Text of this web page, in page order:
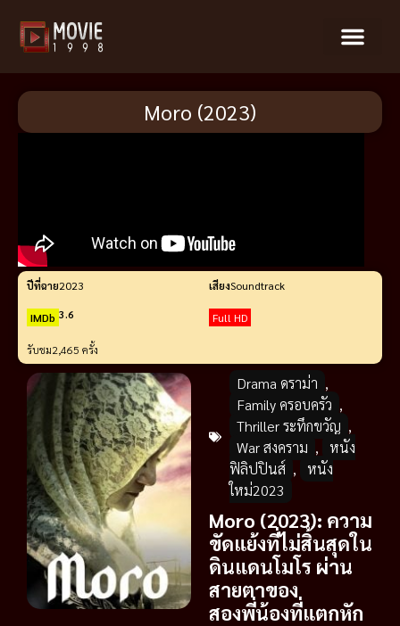
Moro (2023)
ปีที่ฉาย2023 เสียงSoundtrack
IMDb 3.6 Full HD
รับชม2,465 ครั้ง
Drama ดราม่า ,
Family ครอบครัว ,
Thriller ระทึกขวัญ ,
War สงคราม ,
หนัง
ฟิลิปปินส์ ,
หนัง
ใหม่2023
Moro (2023): ความ
ขัดแย้งที่ไม่สิ้นสุดใน
ดินแดนโมโร ผ่าน
สายตาของ
สองพี่น้องที่แตกหัก